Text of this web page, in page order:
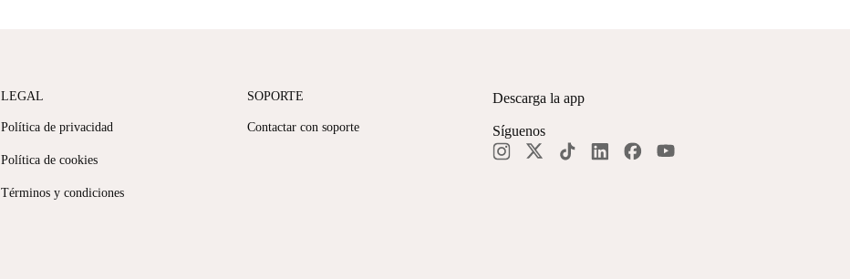
LEGAL
Política de privacidad
Política de cookies
Términos y condiciones
SOPORTE
Contactar con soporte
Descarga la app
Síguenos